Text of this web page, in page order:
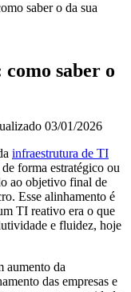
saber o da sua
saber o
03/01/2026
infraestrutura de TI
forma estratégico ou
ao objetivo final de
Esse alinhamento é
TI reativo era o que
e fluidez, hoje
aumento da
das empresas e